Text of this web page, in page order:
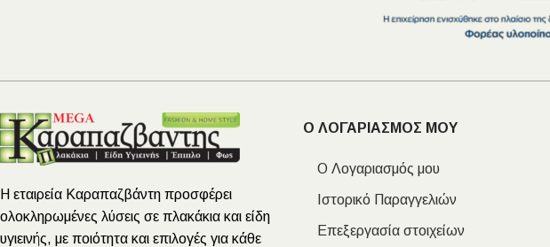
Η εταιρεία Καραπαζβάντη προσφέρει
ολοκληρωμένες λύσεις σε πλακάκια και είδη
υγιεινής, με ποιότητα και επιλογές για κάθε
Ο ΛΟΓΑΡΙΑΣΜΟΣ ΜΟΥ
Ο Λογαριασμός μου
Ιστορικό Παραγγελιών
Επεξεργασία στοιχείων